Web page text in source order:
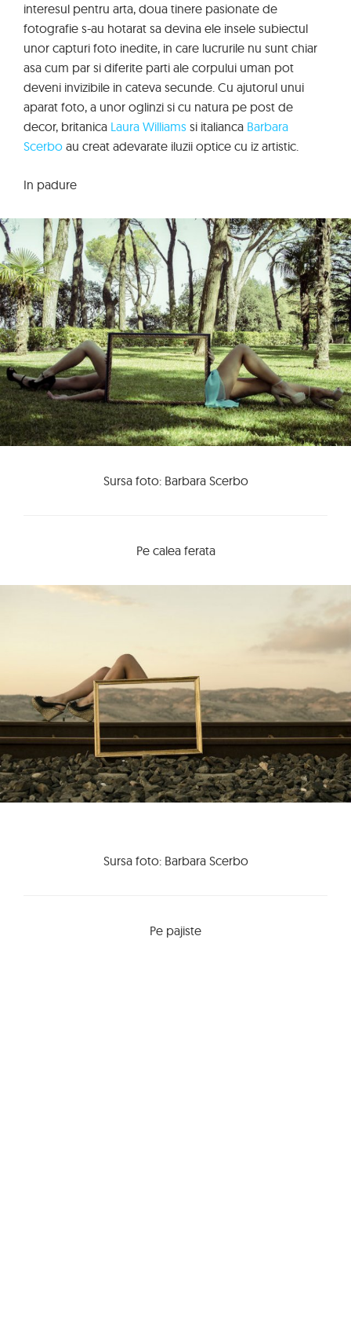
interesul pentru arta, doua tinere pasionate de
fotografie s-au hotarat sa devina ele insele subiectul
unor capturi foto inedite, in care lucrurile nu sunt chiar
asa cum par si diferite parti ale corpului uman pot
deveni invizibile in cateva secunde. Cu ajutorul unui
aparat foto, a unor oglinzi si cu natura pe post de
decor, britanica Laura Williams si italianca Barbara
Scerbo au creat adevarate iluzii optice cu iz artistic.
In padure
Sursa foto: Barbara Scerbo
Pe calea ferata
Sursa foto: Barbara Scerbo
Pe pajiste